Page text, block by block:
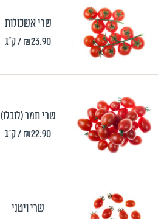
שרי אשכולות
₪23.90/ ק"ג
שרי תמר (לובלו)
₪22.90/ ק"ג
שרי ויטני